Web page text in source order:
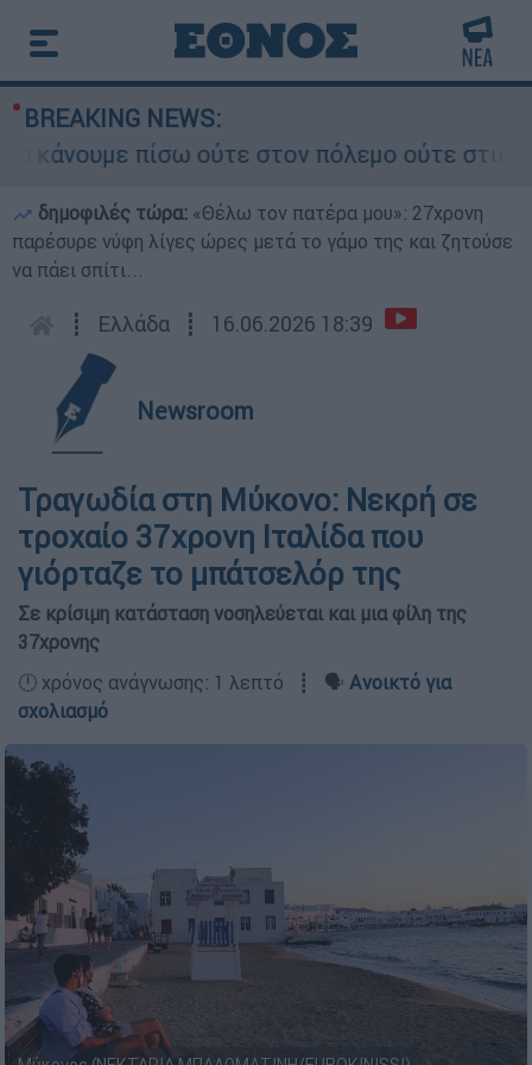
BREAKING NEWS:
πίσω ούτε στον πόλεμο ούτε στις
δημοφιλές τώρα: «Θέλω τον πατέρα μου»: 27χρονη
παρέσυρε νύφη λίγες ώρες μετά το γάμο της και ζητούσε
να πάει σπίτι...
┋ Ελλάδα ┋ 16.06.2026 18:39
Newsroom
Τραγωδία στη Μύκονο: Νεκρή σε
τροχαίο 37χρονη Ιταλίδα που
γιόρταζε το μπάτσελόρ της
Σε κρίσιμη κατάσταση νοσηλεύεται και μια φίλη της
37χρονης
🕛 χρόνος ανάγνωσης: 1 λεπτό ┋ 🗣️ Ανοικτό για
σχολιασμό